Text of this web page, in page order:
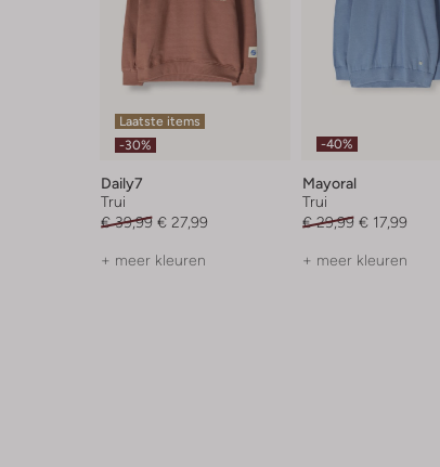
Laatste items
-30%
Daily7
Trui
€ 39,99 € 27,99
+ meer kleuren
-40%
Mayoral
Trui
€ 29,99 € 17,99
+ meer kleuren